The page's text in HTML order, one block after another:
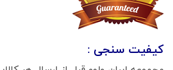
کیفیت سنجی :